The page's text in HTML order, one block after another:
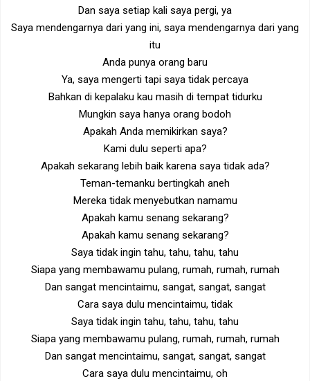
Dan saya setiap kali saya pergi, ya
Saya mendengarnya dari yang ini, saya mendengarnya dari yang
itu
Anda punya orang baru
Ya, saya mengerti tapi saya tidak percaya
Bahkan di kepalaku kau masih di tempat tidurku
Mungkin saya hanya orang bodoh
Apakah Anda memikirkan saya?
Kami dulu seperti apa?
Apakah sekarang lebih baik karena saya tidak ada?
Teman-temanku bertingkah aneh
Mereka tidak menyebutkan namamu
Apakah kamu senang sekarang?
Apakah kamu senang sekarang?
Saya tidak ingin tahu, tahu, tahu, tahu
Siapa yang membawamu pulang, rumah, rumah, rumah
Dan sangat mencintaimu, sangat, sangat, sangat
Cara saya dulu mencintaimu, tidak
Saya tidak ingin tahu, tahu, tahu, tahu
Siapa yang membawamu pulang, rumah, rumah, rumah
Dan sangat mencintaimu, sangat, sangat, sangat
Cara saya dulu mencintaimu, oh